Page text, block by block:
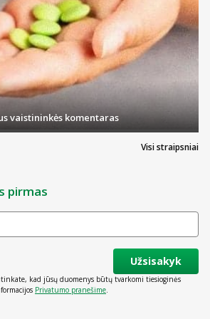
Visi straipsniai
vaistininkės komentaras
pirmas
Užsisakyk
kad jūsų duomenys būtų tvarkomi tiesioginės
Privatumo pranešime.